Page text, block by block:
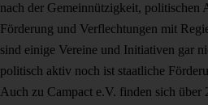
nach der Gemeinnützigkeit, politischen
Förderung und Verflechtungen mit
sind einige Vereine und Initiativen gar
politisch aktiv noch ist staatliche
Auch zu Campact e.V. finden sich über